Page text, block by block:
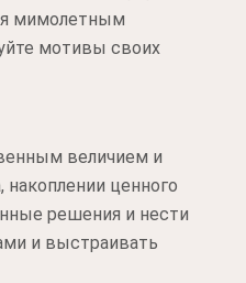
мимолетным
мотивы своих
величием и
ценного
решения и нести
и выстраивать